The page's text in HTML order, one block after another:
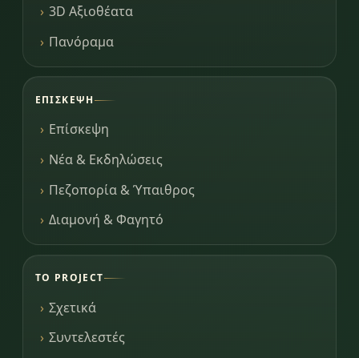
3D Αξιοθέατα
Πανόραμα
ΕΠΊΣΚΕΨΗ
Επίσκεψη
Νέα & Εκδηλώσεις
Πεζοπορία & Ύπαιθρος
Διαμονή & Φαγητό
ΤΟ PROJECT
Σχετικά
Συντελεστές